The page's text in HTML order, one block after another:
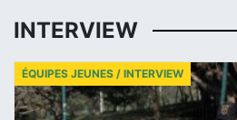
INTERVIEW
ÉQUIPES JEUNES / INTERVIEW